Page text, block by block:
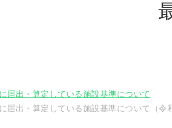
届出・算定している施設基準について
届出・算定している施設基準について（